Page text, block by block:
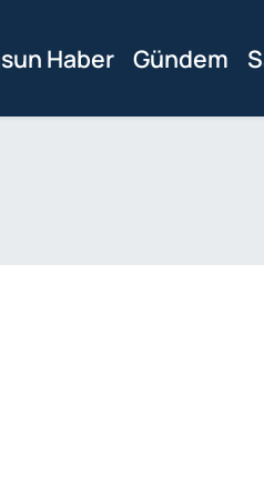
Haber Gündem